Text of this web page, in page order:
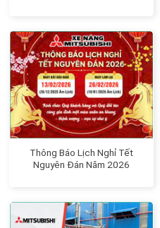
Thông Báo Lịch Nghỉ Tết
Nguyên Đán Năm 2026